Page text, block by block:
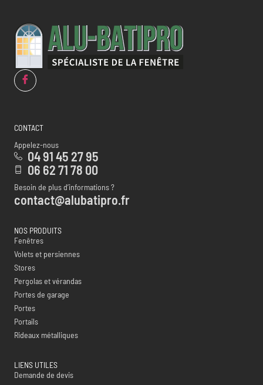
CONTACT
Appelez-nous
04 91 45 27 95
06 62 71 78 00
Besoin de plus d’informations ?
contact@alubatipro.fr
NOS PRODUITS
Fenêtres
Volets et persiennes
Stores
Pergolas et vérandas
Portes de garage
Portes
Portails
Rideaux métalliques
LIENS UTILES
Demande de devis